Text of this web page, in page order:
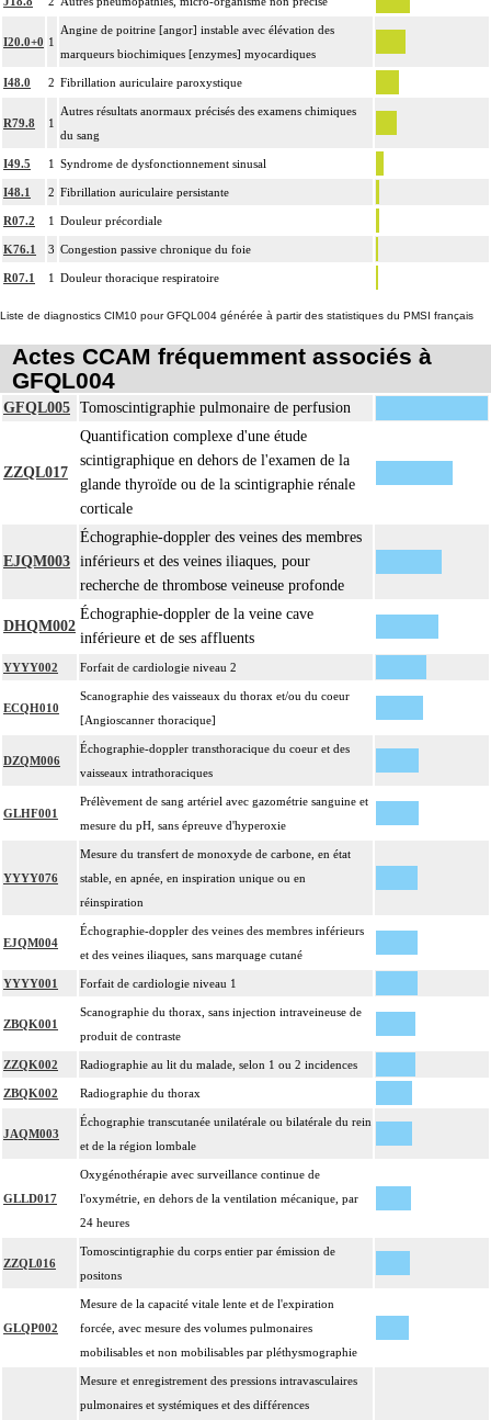
I20.0+0 1
Angine de poitrine [angor] instable avec élévation des
marqueurs biochimiques [enzymes] myocardiques
I48.0 2 Fibrillation auriculaire paroxystique
R79.8 1
Autres résultats anormaux précisés des examens chimiques
du sang
I49.5 1 Syndrome de dysfonctionnement sinusal
I48.1 2 Fibrillation auriculaire persistante
R07.2 1 Douleur précordiale
K76.1 3 Congestion passive chronique du foie
R07.1 1 Douleur thoracique respiratoire
Liste de diagnostics CIM10 pour GFQL004 générée à partir des statistiques du PMSI français
Actes CCAM fréquemment associés à
GFQL004
GFQL005 Tomoscintigraphie pulmonaire de perfusion
ZZQL017
Quantification complexe d'une étude
scintigraphique en dehors de l'examen de la
glande thyroïde ou de la scintigraphie rénale
corticale
EJQM003
Échographie-doppler des veines des membres
inférieurs et des veines iliaques, pour
recherche de thrombose veineuse profonde
DHQM002
Échographie-doppler de la veine cave
inférieure et de ses affluents
YYYY002 Forfait de cardiologie niveau 2
ECQH010
Scanographie des vaisseaux du thorax et/ou du coeur
[Angioscanner thoracique]
DZQM006
Échographie-doppler transthoracique du coeur et des
vaisseaux intrathoraciques
GLHF001
Prélèvement de sang artériel avec gazométrie sanguine et
mesure du pH, sans épreuve d'hyperoxie
YYYY076
Mesure du transfert de monoxyde de carbone, en état
stable, en apnée, en inspiration unique ou en
réinspiration
EJQM004
Échographie-doppler des veines des membres inférieurs
et des veines iliaques, sans marquage cutané
YYYY001 Forfait de cardiologie niveau 1
ZBQK001
Scanographie du thorax, sans injection intraveineuse de
produit de contraste
ZZQK002 Radiographie au lit du malade, selon 1 ou 2 incidences
ZBQK002 Radiographie du thorax
JAQM003
Échographie transcutanée unilatérale ou bilatérale du rein
et de la région lombale
GLLD017
Oxygénothérapie avec surveillance continue de
l'oxymétrie, en dehors de la ventilation mécanique, par
24 heures
ZZQL016
Tomoscintigraphie du corps entier par émission de
positons
GLQP002
Mesure de la capacité vitale lente et de l'expiration
forcée, avec mesure des volumes pulmonaires
mobilisables et non mobilisables par pléthysmographie
Mesure et enregistrement des pressions intravasculaires
pulmonaires et systémiques et des différences